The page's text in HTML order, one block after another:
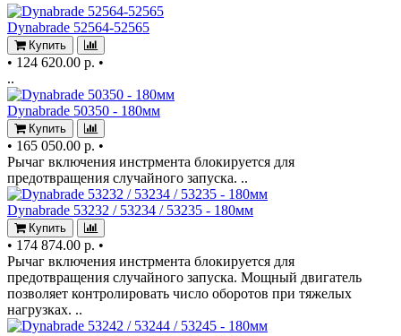
Dynabrade 52564-52565
Купить
• 124 620.00 р. •
..
Dynabrade 50350 - 180мм
Купить
• 165 050.00 р. •
Рычаг включения инстрмента блокируется для
предотвращения случайного запуска. ..
Dynabrade 53232 / 53234 / 53235 - 180мм
Купить
• 174 874.00 р. •
Рычаг включения инстрмента блокируется для
предотвращения случайного запуска. Мощный двигатель
позволяет контролировать число оборотов при тяжелых
нагрузках. ..